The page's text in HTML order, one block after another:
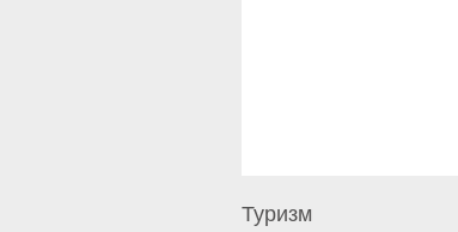
Туризм